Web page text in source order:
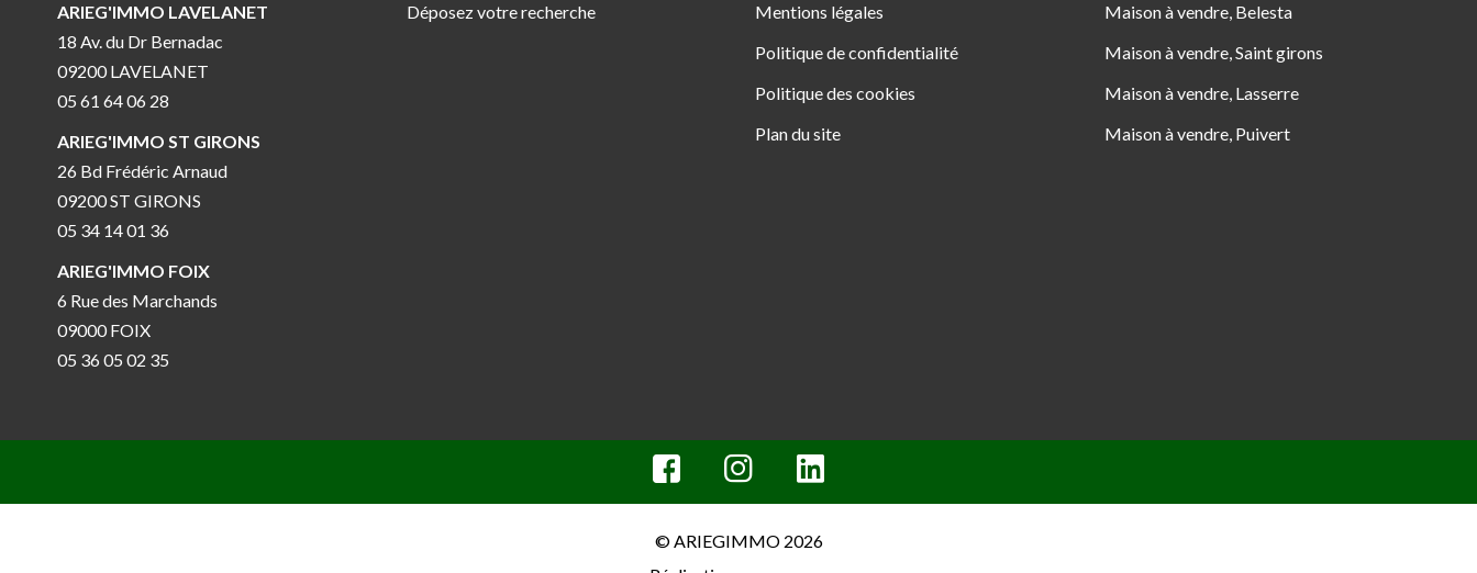
ARIEG'IMMO LAVELANET
18 Av. du Dr Bernadac
09200 LAVELANET
05 61 64 06 28
ARIEG'IMMO ST GIRONS
26 Bd Frédéric Arnaud
09200 ST GIRONS
05 34 14 01 36
ARIEG'IMMO FOIX
6 Rue des Marchands
09000 FOIX
05 36 05 02 35
Déposez votre recherche
Mentions légales
Politique de confidentialité
Politique des cookies
Plan du site
Maison à vendre, Belesta
Maison à vendre, Saint girons
Maison à vendre, Lasserre
Maison à vendre, Puivert
© ARIEGIMMO 2026